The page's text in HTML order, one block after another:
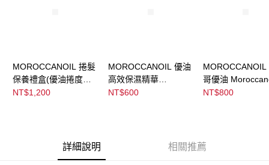
時審查核予不同之上限額度；若仍有額度不足之情形，本公司將視審查結果
請求用戶進行身份認證。
５．嚴禁一人註冊多個帳號或使用他人資訊註冊。若發現惡意使用之情形，
恩沛科技股份有限公司將有權停止該用戶之使用額度並採取法律行動。
MOROCCANOIL 捲髮
保養禮盒(優油捲度記
憶塑型乳75ML+摩洛哥
NT$1,200
MOROCCANOIL 優油
高效保濕精華
Hydrating Styling
NT$600
MOROCCANOIL
哥優油
Treatment
NT$800
詳細說明 相關推薦